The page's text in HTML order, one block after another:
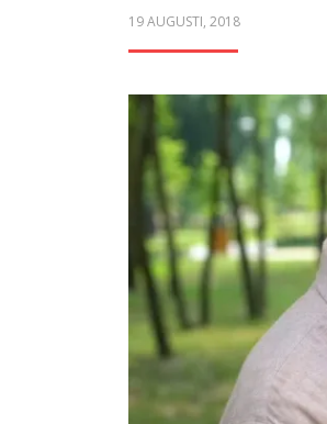
POSTED
19 AUGUSTI, 2018